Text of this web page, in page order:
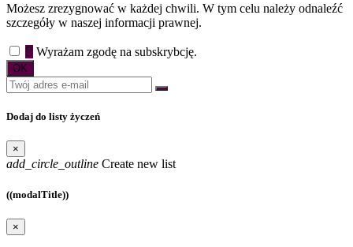
Możesz zrezygnować w każdej chwili. W tym celu należy odnaleźć
szczegóły w naszej informacji prawnej.
 Wyrażam zgodę na subskrybcję.
Dodaj do listy życzeń
×
add_circle_outline Create new list
((modalTitle))
×